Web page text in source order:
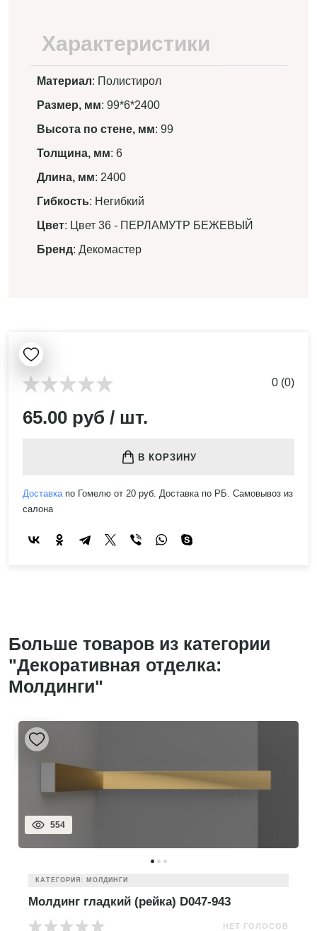
Характеристики
Материал: Полистирол
Размер, мм: 99*6*2400
Высота по стене, мм: 99
Толщина, мм: 6
Длина, мм: 2400
Гибкость: Негибкий
Цвет: Цвет 36 - ПЕРЛАМУТР БЕЖЕВЫЙ
Бренд: Декомастер
0 (0)
65.00 руб / шт.
В КОРЗИНУ
Доставкапо Гомелю от 20 руб. Доставка по РБ. Самовывоз из
салона
Больше товаров из категории
"Декоративная отделка:
Молдинги"
554
КАТЕГОРИЯ: МОЛДИНГИ
Молдинг гладкий (рейка) D047-943
НЕТ ГОЛОСОВ